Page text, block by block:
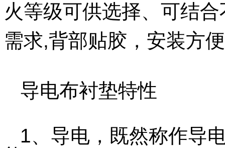
火等级可供选择、可结
需求,背部贴胶，安装方
导电布衬垫特性
1、导电，既然称作导